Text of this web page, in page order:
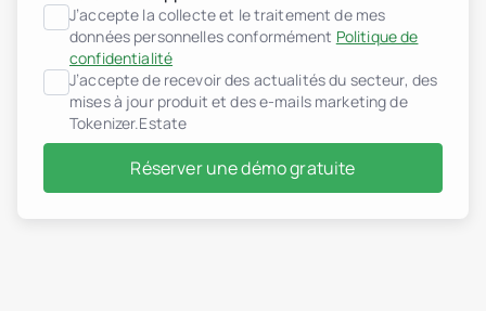
J’accepte la collecte et le traitement de mes
données personnelles conformément Politique de
confidentialité
J’accepte de recevoir des actualités du secteur, des
mises à jour produit et des e-mails marketing de
Tokenizer.Estate
Réserver une démo gratuite
Fonds d’investissement
Sociétés immobilières
Institutions financières
Personnes à très haut
Albanie
Croatie
France